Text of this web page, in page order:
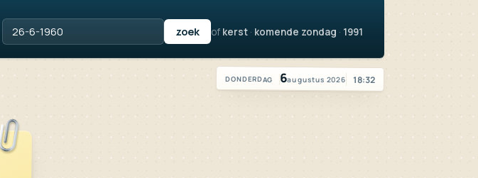
Vandaag is het donderdag 6 augustus 2026
DONDERDAG 6augustus 2026 18:32
of kerst · komende zondag · 1991